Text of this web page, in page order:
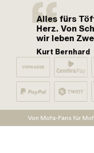
Alles fürs
Herz. Von
wir leben
Kurt Bernhard
Von Mofa-Fans für